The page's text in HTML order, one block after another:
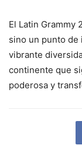
El Latin Grammy
sino un punto
vibrante
continente que
poderosa y